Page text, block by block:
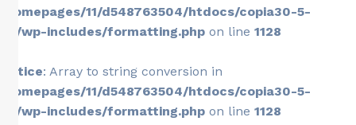
/homepages/11/d548763504/htdocs/copia30-5-
26/wp-includes/formatting.php on line 1128
Notice: Array to string conversion in
/homepages/11/d548763504/htdocs/copia30-5-
26/wp-includes/formatting.php on line 1128